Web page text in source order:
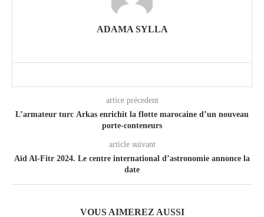
ADAMA SYLLA
artice précedent
L’armateur turc Arkas enrichit la flotte marocaine d’un nouveau
porte-conteneurs
article suivant
Aïd Al-Fitr 2024. Le centre international d’astronomie annonce la
date
VOUS AIMEREZ AUSSI